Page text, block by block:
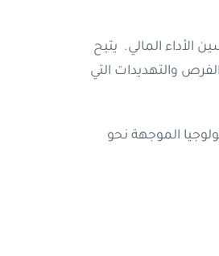
الأداء المالي. يتيح
والتهديدات التي
الموجهة نحو